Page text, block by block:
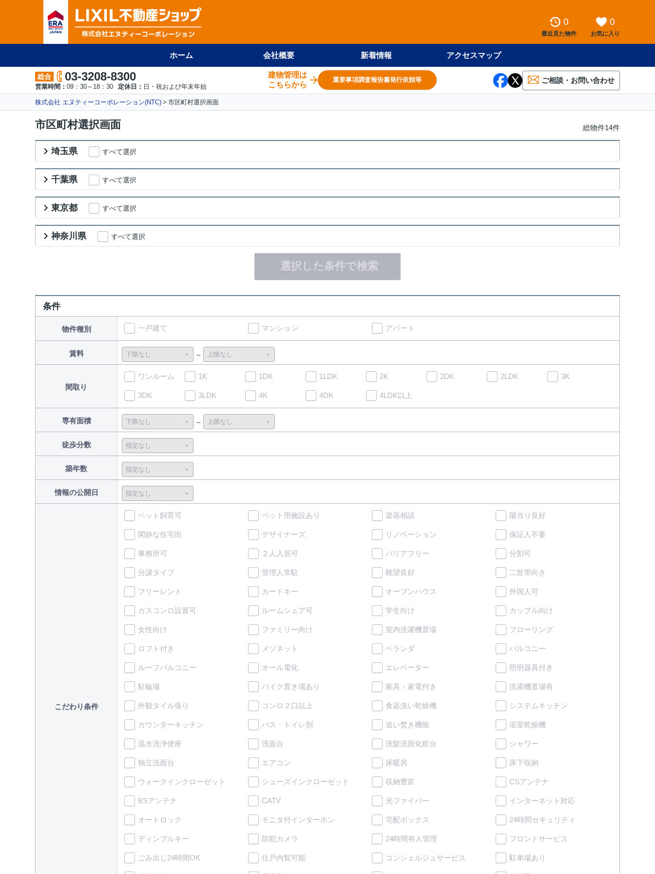
0
最近見た物件
0
お気に入り
ホーム 会社概要 新着情報 アクセスマップ
総合 03-3208-8300
営業時間： 09：30～18：30 定休日： 日・祝および年末年始
建物管理は
こちらから
重要事項調査報告書発行依頼等 ご相談・お問い合わせ
株式会社 エヌティーコーポレーション(NTC) 市区町村選択画面
市区町村選択画面 総物件14件
埼玉県 すべて選択
千葉県 すべて選択
東京都 すべて選択
神奈川県 すべて選択
選択した条件で検索
条件
物件種別 一戸建て マンション アパート
賃料
間取り
ワンルーム 1K 1DK 1LDK 2K 2DK 2LDK 3K
3DK 3LDK 4K 4DK 4LDK以上
専有面積
徒歩分数
築年数
情報の公開日
こだわり条件
ペット飼育可 ペット用施設あり 楽器相談 陽当り良好
閑静な住宅街 デザイナーズ リノベーション 保証人不要
事務所可 ２人入居可 バリアフリー 分割可
分譲タイプ 管理人常駐 眺望良好 二世帯向き
フリーレント カードキー オープンハウス 外国人可
ガスコンロ設置可 ルームシェア可 学生向け カップル向け
女性向け ファミリー向け 室内洗濯機置場 フローリング
ロフト付き メゾネット ベランダ バルコニー
ルーフバルコニー オール電化 エレベーター 照明器具付き
駐輪場 バイク置き場あり 家具・家電付き 洗濯機置場有
外観タイル張り コンロ２口以上 食器洗い乾燥機 システムキッチン
カウンターキッチン バス・トイレ別 追い焚き機能 浴室乾燥機
温水洗浄便座 洗面台 洗髪洗面化粧台 シャワー
独立洗面台 エアコン 床暖房 床下収納
ウォークインクローゼット シューズインクローゼット 収納豊富 CSアンテナ
BSアンテナ CATV 光ファイバー インターネット対応
オートロック モニタ付インターホン 宅配ボックス 24時間セキュリティ
ディンプルキー 防犯カメラ 24時間有人管理 フロントサービス
ごみ出し24時間OK 住戸内覧可能 コンシェルジュサービス 駐車場あり